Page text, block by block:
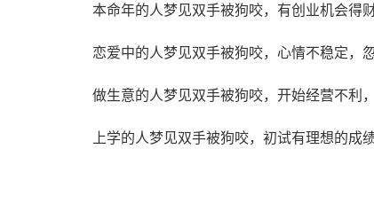
本命年的人梦见双手被狗咬，有创业机会得
恋爱中的人梦见双手被狗咬，心情不稳定，
做生意的人梦见双手被狗咬，开始经营不利
上学的人梦见双手被狗咬，初试有理想的成